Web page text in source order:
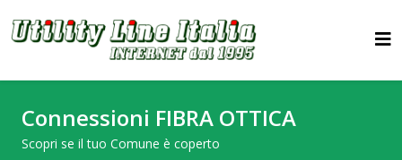
Connessioni FIBRA OTTICA
Scopri se il tuo Comune è coperto